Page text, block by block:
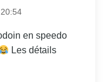
en speedo
Les détails